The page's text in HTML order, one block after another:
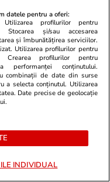
un buzoian
printre
cu 84 de morţi şi
pe Facebook un
trăită.
în fața mea,
aflate
datele pentru a oferi:
Utilizarea profilurilor pentru
Stocarea și/sau accesarea
și îmbunătățirea serviciilor.
Utilizarea profilurilor pentru
Crearea profilurilor pentru
performanței conținutului.
combinații de date din surse
a selecta conținutul. Utilizarea
Date precise de geolocație
INDIVIDUAL